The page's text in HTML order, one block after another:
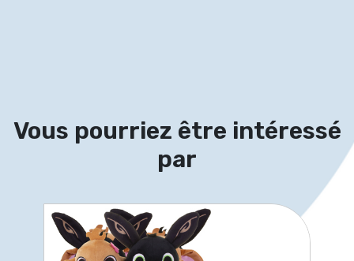
Vous pourriez être intéressé
par